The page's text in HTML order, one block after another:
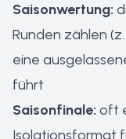
Saisonwertung:
Runden zählen
eine
führt
Saisonfinale: oft
Isolationsformat